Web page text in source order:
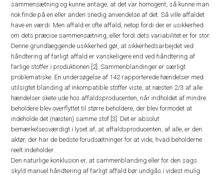
sammensætning og kunne antage, at det var homogent, så kunne man
nok finde på en eller anden snedig anvendelse af det. Så ville affaldet
have en værdi. Men affald er ofte affald, netop fordi der er usikkerhed
om dets præcise sammensætning, eller fordi dets variabilitet er for stor.
Denne grundlæggende usikkerhed gør, at sikkerhedsarbejdet ved
håndtering af farligt affald er vanskeligere end ved håndtering af
farlige stoffer i produktionen [2]. Sammenblandinger er særligt
problematiske. En undersøgelse af 142 rapporterede hændelser med
utilsigtet blanding af inkompatible stoffer viste, at næsten 2/3 af alle
hændelser skete ude hos affaldsproducenten, når indholdet af mindre
beholdere blev overflyttet til større beholdere, der blev formodet at
indeholde det (næsten) samme stof [3]. Det er absolut
bemærkelsesværdigt i lyset af, at affaldsproducenten, af alle, er den
aktør, der har de bedste forudsætninger for at vide, hvad beholderne
reelt indeholder.
Den naturlige konklusion er, at sammenblanding eller for den sags
skyld manuel håndtering af farligt affald bør undgås i videst mulig